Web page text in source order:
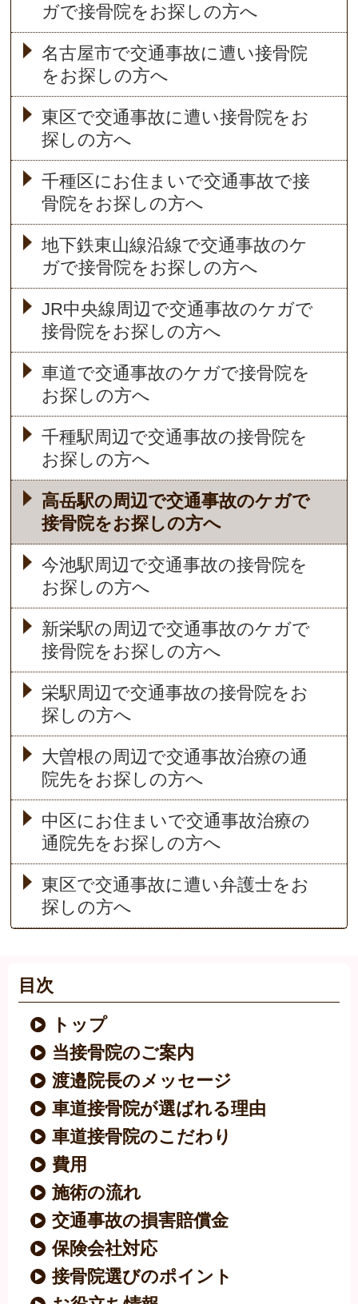
ガで接骨院をお探しの方へ
名古屋市で交通事故に遭い接骨院
をお探しの方へ
東区で交通事故に遭い接骨院をお
探しの方へ
千種区にお住まいで交通事故で接
骨院をお探しの方へ
地下鉄東山線沿線で交通事故のケ
ガで接骨院をお探しの方へ
JR中央線周辺で交通事故のケガで
接骨院をお探しの方へ
車道で交通事故のケガで接骨院を
お探しの方へ
千種駅周辺で交通事故の接骨院を
お探しの方へ
高岳駅の周辺で交通事故のケガで
接骨院をお探しの方へ
今池駅周辺で交通事故の接骨院を
お探しの方へ
新栄駅の周辺で交通事故のケガで
接骨院をお探しの方へ
栄駅周辺で交通事故の接骨院をお
探しの方へ
大曽根の周辺で交通事故治療の通
院先をお探しの方へ
中区にお住まいで交通事故治療の
通院先をお探しの方へ
東区で交通事故に遭い弁護士をお
探しの方へ
目次
トップ
当接骨院のご案内
渡邉院長のメッセージ
車道接骨院が選ばれる理由
車道接骨院のこだわり
費用
施術の流れ
交通事故の損害賠償金
保険会社対応
接骨院選びのポイント